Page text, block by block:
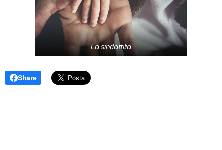
La sindattilia
Share